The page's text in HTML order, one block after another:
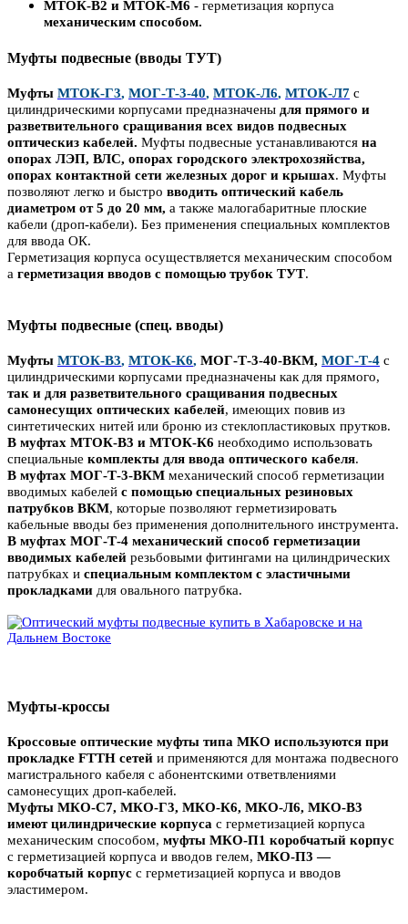
МТОК-В2 и МТОК-М6 - герметизация корпуса
механическим способом.
Муфты подвесные (вводы ТУТ)
Муфты МТОК-Г3, МОГ-Т-3-40, МТОК-Л6, МТОК-Л7 с
цилиндрическими корпусами предназначены для прямого и
разветвительного сращивания всех видов подвесных
оптическиз кабелей. Муфты подвесные устанавливаются на
опорах ЛЭП, ВЛС, опорах городского электрохозяйства,
опорах контактной сети железных дорог и крышах. Муфты
позволяют легко и быстро вводить оптический кабель
диаметром от 5 до 20 мм, а также малогабаритные плоские
кабели (дроп-кабели). Без применения специальных комплектов
для ввода ОК.
Герметизация корпуса осуществляется механическим способом
а герметизация вводов с помощью трубок ТУТ.
Муфты подвесные (спец. вводы)
Муфты МТОК-В3, МТОК-К6, МОГ-Т-3-40-ВКМ, МОГ-Т-4 с
цилиндрическими корпусами предназначены как для прямого,
так и для разветвительного сращивания подвесных
самонесущих оптических кабелей, имеющих повив из
синтетических нитей или броню из стеклопластиковых прутков.
В муфтах МТОК-В3 и МТОК-К6 необходимо использовать
специальные комплекты для ввода оптического кабеля.
В муфтах МОГ-Т-3-ВКМ механический способ герметизации
вводимых кабелей с помощью специальных резиновых
патрубков ВКМ, которые позволяют герметизировать
кабельные вводы без применения дополнительного инструмента.
В муфтах МОГ-Т-4 механический способ герметизации
вводимых кабелей резьбовыми фитингами на цилиндрических
патрубках и специальным комплектом с эластичными
прокладками для овального патрубка.
Муфты-кроссы
Кроссовые оптические муфты типа МКО используются при
прокладке FTTH сетей и применяются для монтажа подвесного
магистрального кабеля с абонентскими ответвлениями
самонесущих дроп-кабелей.
Муфты МКО-С7, МКО-Г3, МКО-К6, МКО-Л6, МКО-В3
имеют цилиндрические корпуса с герметизацией корпуса
механическим способом, муфты МКО-П1 коробчатый корпус
с герметизацией корпуса и вводов гелем, МКО-П3 —
коробчатый корпус с герметизацией корпуса и вводов
эластимером.